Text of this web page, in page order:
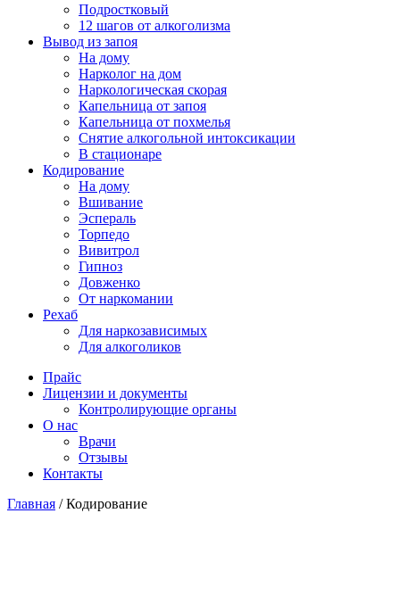
Подростковый
12 шагов от алкоголизма
Вывод из запоя
На дому
Нарколог на дом
Наркологическая скорая
Капельница от запоя
Капельница от похмелья
Снятие алкогольной интоксикации
В стационаре
Кодирование
На дому
Вшивание
Эспераль
Торпедо
Вивитрол
Гипноз
Довженко
От наркомании
Рехаб
Для наркозависимых
Для алкоголиков
Прайс
Лицензии и документы
Контролирующие органы
О нас
Врачи
Отзывы
Контакты
Главная /Кодирование